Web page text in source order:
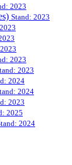
2023
Stand: 2023
2023
2023
2024
2024
2023
2025
2024